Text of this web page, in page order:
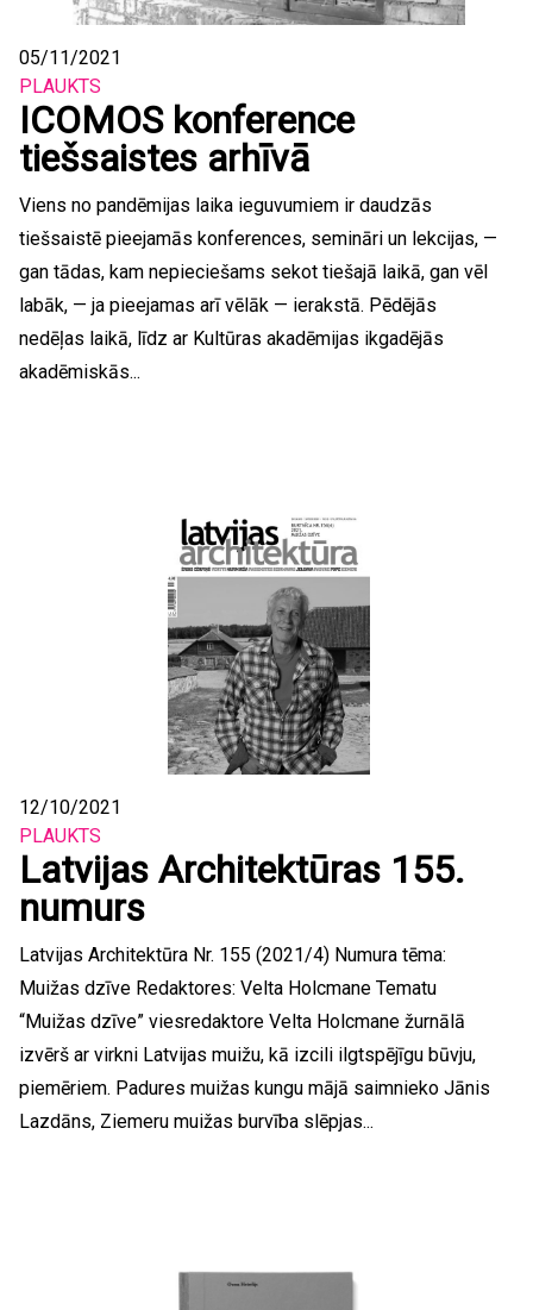
05/11/2021
PLAUKTS
ICOMOS konference
tiešsaistes arhīvā
Viens no pandēmijas laika ieguvumiem ir daudzās
tiešsaistē pieejamās konferences, semināri un lekcijas, —
gan tādas, kam nepieciešams sekot tiešajā laikā, gan vēl
labāk, — ja pieejamas arī vēlāk — ierakstā. Pēdējās
nedēļas laikā, līdz ar Kultūras akadēmijas ikgadējās
akadēmiskās...
12/10/2021
PLAUKTS
Latvijas Architektūras 155.
numurs
Latvijas Architektūra Nr. 155 (2021/4) Numura tēma:
Muižas dzīve Redaktores: Velta Holcmane Tematu
“Muižas dzīve” viesredaktore Velta Holcmane žurnālā
izvērš ar virkni Latvijas muižu, kā izcili ilgtspējīgu būvju,
piemēriem. Padures muižas kungu mājā saimnieko Jānis
Lazdāns, Ziemeru muižas burvība slēpjas...